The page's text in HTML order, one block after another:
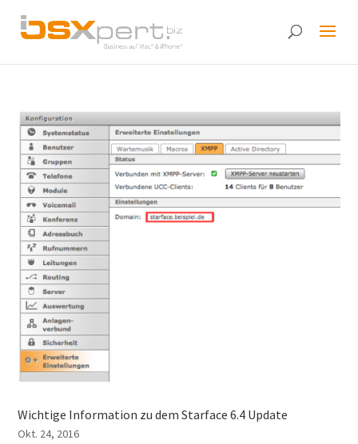
Wichtige Information zu dem Starface 6.4 Update
Okt. 24, 2016